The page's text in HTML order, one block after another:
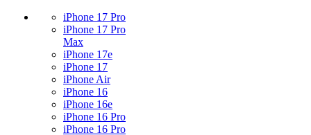
iPhone 17 Pro
iPhone 17 Pro
Max
iPhone 17e
iPhone 17
iPhone Air
iPhone 16
iPhone 16e
iPhone 16 Pro
iPhone 16 Pro